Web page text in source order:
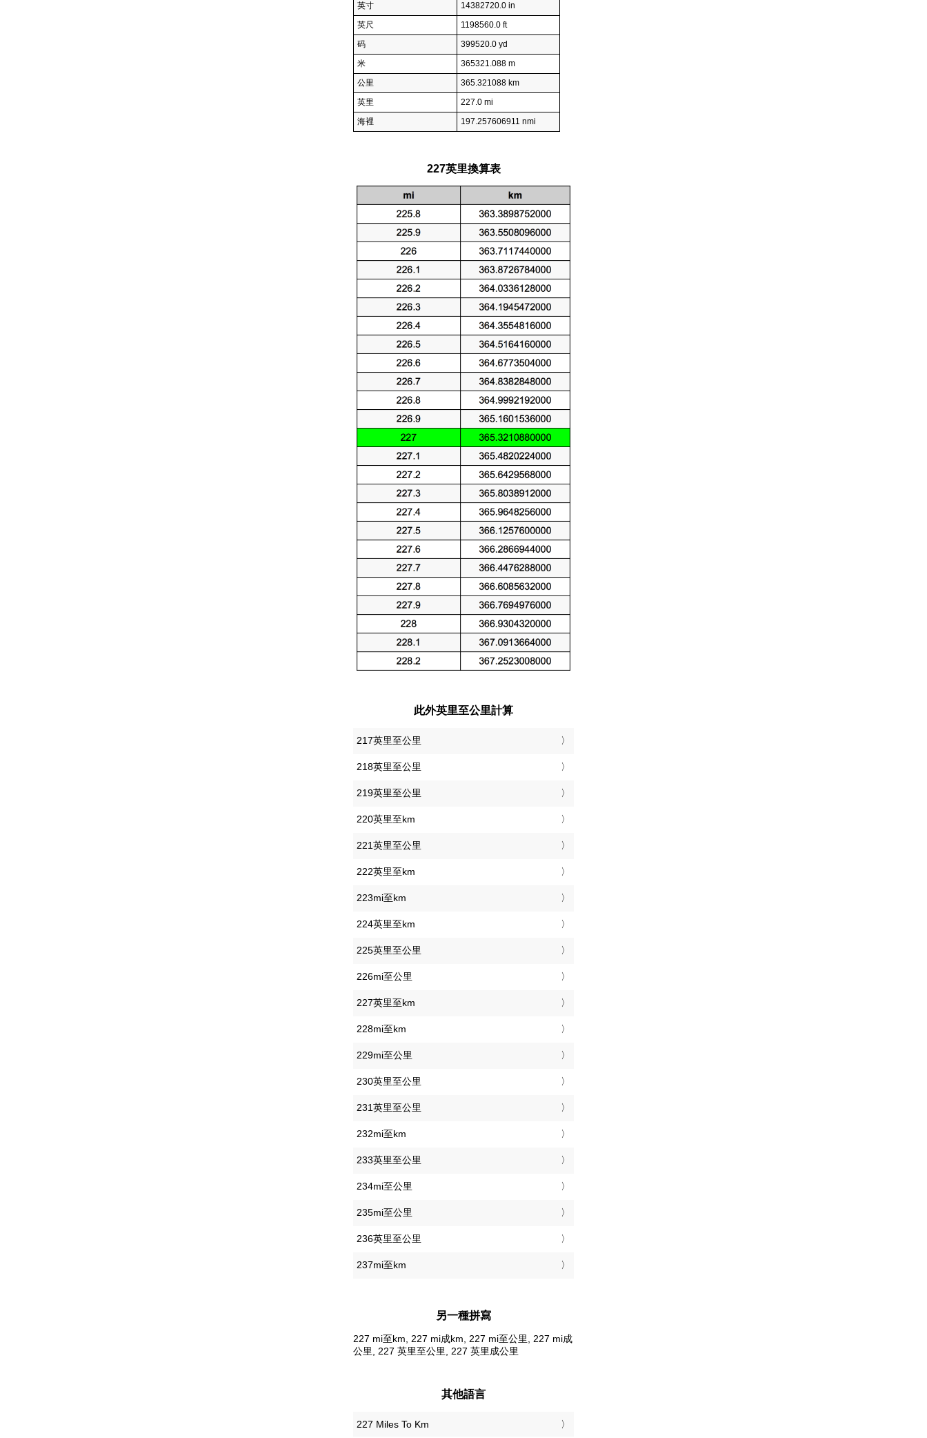
英寸
14382720.0 in
英尺
1198560.0 ft
码
399520.0 yd
米
365321.088 m
公里
365.321088 km
英里
227.0 mi
海裡
197.257606911 nmi
227英里換算表
此外英里至公里計算
217英里至公里
218英里至公里
219英里至公里
220英里至km
221英里至公里
222英里至km
223mi至km
224英里至km
225英里至公里
226mi至公里
227英里至km
228mi至km
229mi至公里
230英里至公里
231英里至公里
232mi至km
233英里至公里
234mi至公里
235mi至公里
236英里至公里
237mi至km
另一種拼寫
227 mi至km, 227 mi成km, 227 mi至公里, 227 mi成
公里, 227 英里至公里, 227 英里成公里
其他語言
‎227 Miles To Km